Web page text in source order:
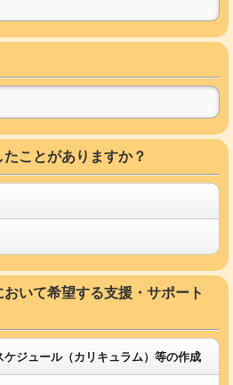
ことがありますか？
いて希望する支援・サポート
ケジュール（カリキュラム）等の作成